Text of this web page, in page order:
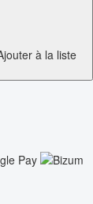
à la liste